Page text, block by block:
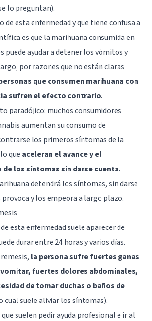
lo preguntan).
de esta enfermedad y que tiene confusa a
es que la marihuana consumida en
puede ayudar a detener los vómitos y
por razones que no están claras
que consumen marihuana con
sufren el efecto contrario.
paradójico: muchos consumidores
aumentan su consumo de
los primeros síntomas de la
que aceleran el avance y el
los síntomas sin darse cuenta.
detendrá los síntomas, sin darse
provoca y los empeora a largo plazo.
esta enfermedad suele aparecer de
durar entre 24 horas y varios días.
la persona sufre fuertes ganas
fuertes dolores abdominales,
de tomar duchas o baños de
cual suele aliviar los síntomas).
que suelen pedir ayuda profesional e ir al